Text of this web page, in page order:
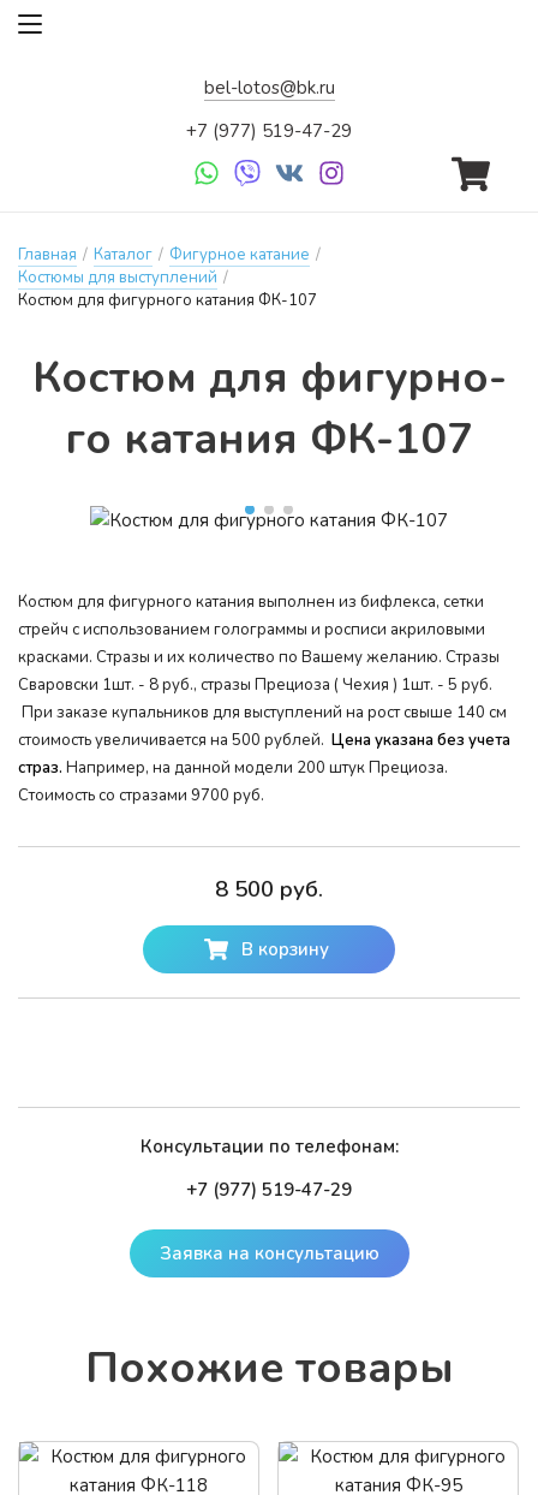
bel-lotos@bk.ru
+7 (977) 519-47-29
Главная / Каталог / Фигурное катание /
Костюмы для выступлений /
Костюм для фигурного катания ФК-107
Кос­тюм для фи­гур­но­
го ка­та­ния ФК-107
Костюм для фигурного катания выполнен из бифлекса, сетки
стрейч с использованием голограммы и росписи акриловыми
красками. Стразы и их количество по Вашему желанию. Стразы
Сваровски 1шт. - 8 руб., стразы Прециоза ( Чехия ) 1шт. - 5 руб.
При заказе купальников для выступлений на рост свыше 140 см
стоимость увеличивается на 500 рублей. Цена указана без учета
страз. Например, на данной модели 200 штук Прециоза.
Стоимость со стразами 9700 руб.
8 500 руб.
В корзину
Консультации по телефонам:
+7 (977) 519-47-29
Заявка на консультацию
По­хо­жие то­ва­ры